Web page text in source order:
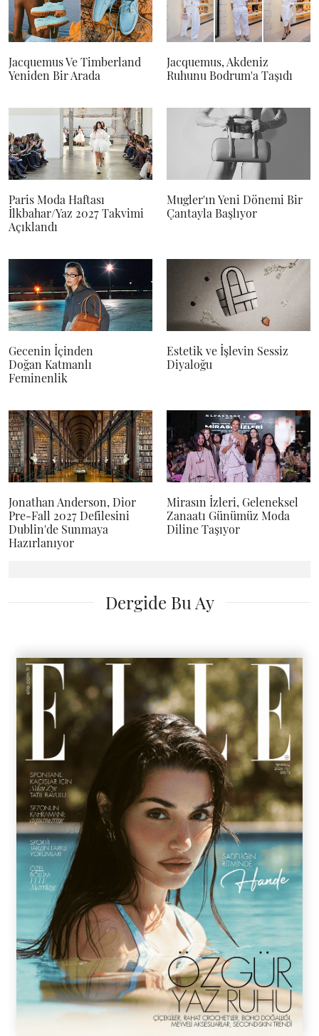
Jacquemus Ve Timberland
Yeniden Bir Arada
Jacquemus, Akdeniz
Ruhunu Bodrum'a Taşıdı
Paris Moda Haftası
İlkbahar/Yaz 2027 Takvimi
Açıklandı
Mugler'ın Yeni Dönemi Bir
Çantayla Başlıyor
Gecenin İçinden
Doğan Katmanlı
Feminenlik
Estetik ve İşlevin Sessiz
Diyaloğu
Jonathan Anderson, Dior
Pre-Fall 2027 Defilesini
Dublin'de Sunmaya
Hazırlanıyor
Mirasın İzleri, Geleneksel
Zanaatı Günümüz Moda
Diline Taşıyor
Dergide Bu Ay